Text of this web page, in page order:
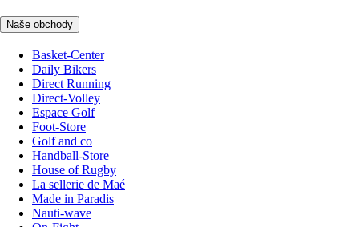
Naše obchody
Basket-Center
Daily Bikers
Direct Running
Direct-Volley
Espace Golf
Foot-Store
Golf and co
Handball-Store
House of Rugby
La sellerie de Maé
Made in Paradis
Nauti-wave